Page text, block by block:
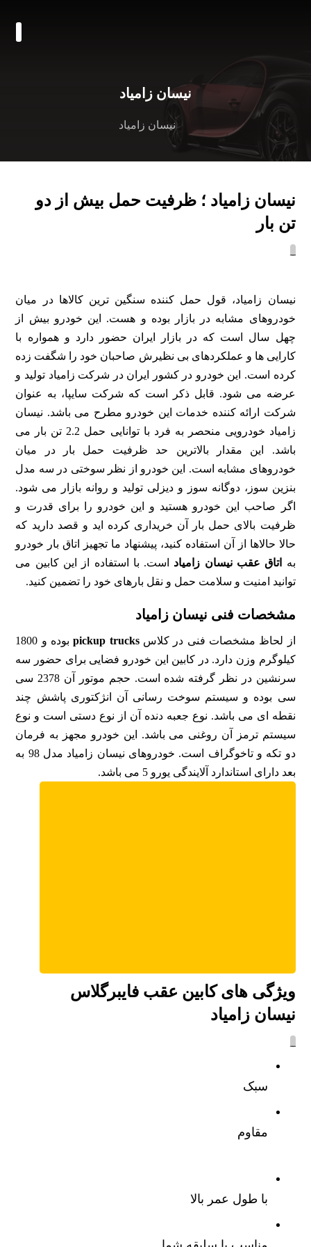
نیسان زامیاد
نیسان زامیاد
نیسان زامیاد ؛ ظرفیت حمل بیش از دو
تن بار
نیسان زامیاد، قول حمل کننده سنگین ترین کالاها در میان
خودروهای مشابه در بازار بوده و هست. این خودرو بیش از
چهل سال است که در بازار ایران حضور دارد و همواره با
کارایی ها و عملکردهای بی نظیرش صاحبان خود را شگفت زده
کرده است. این خودرو در کشور ایران در شرکت زامیاد تولید و
عرضه می شود. قابل ذکر است که شرکت سایپا، به عنوان
شرکت ارائه کننده خدمات این خودرو مطرح می باشد. نیسان
زامیاد خودرویی منحصر به فرد با توانایی حمل 2.2 تن بار می
باشد. این مقدار بالاترین حد ظرفیت حمل بار در میان
خودروهای مشابه است. این خودرو از نظر سوختی در سه مدل
بنزین سوز، دوگانه سوز و دیزلی تولید و روانه بازار می شود.
اگر صاحب این خودرو هستید و این خودرو را برای قدرت و
ظرفیت بالای حمل بار آن خریداری کرده اید و قصد دارید که
حالا حالاها از آن استفاده کنید، پیشنهاد ما تجهیز اتاق بار خودرو
به
اتاق عقب نیسان زامیاد است. با استفاده از این کابین می
توانید امنیت و سلامت حمل و نقل بارهای خود را تضمین کنید.
مشخصات فنی نیسان زامیاد
از لحاظ مشخصات فنی در کلاسpickup trucks
بوده و 1800
کیلوگرم وزن دارد. در کابین این خودرو فضایی برای حضور سه
سرنشین در نظر گرفته شده است. حجم موتور آن 2378 سی
سی بوده و سیستم سوخت رسانی آن انژکتوری پاشش چند
نقطه ای می باشد. نوع جعبه دنده آن از نوع دستی است و نوع
سیستم ترمز آن روغنی می باشد. این خودرو مجهز به فرمان
دو تکه و تاخوگراف است. خودروهای نیسان زامیاد مدل 98 به
بعد دارای استاندارد آلایندگی یورو 5 می باشد.
ویژگی های کابین عقب فایبرگلاس
نیسان زامیاد
سبک
مقاوم
با طول عمر بالا